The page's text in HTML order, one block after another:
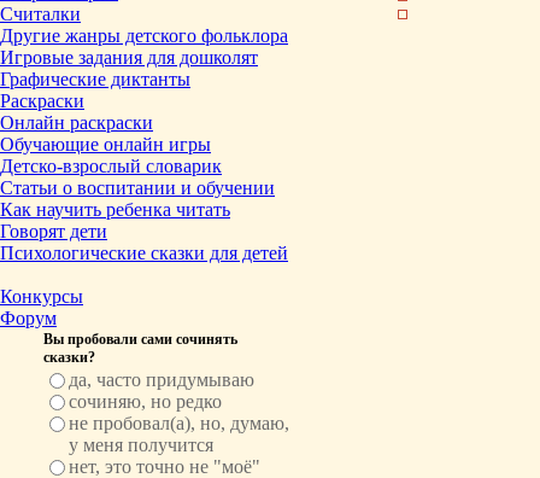
Считалки
Другие жанры детского фольклора
Игровые задания для дошколят
Графические диктанты
Раскраски
Онлайн раскраски
Обучающие онлайн игры
Детско-взрослый словарик
Статьи о воспитании и обучении
Как научить ребенка читать
Говорят дети
Психологические сказки для детей
Конкурсы
Форум
Вы пробовали сами сочинять
сказки?
да, часто придумываю
сочиняю, но редко
не пробовал(а), но, думаю,
у меня получится
нет, это точно не "моё"